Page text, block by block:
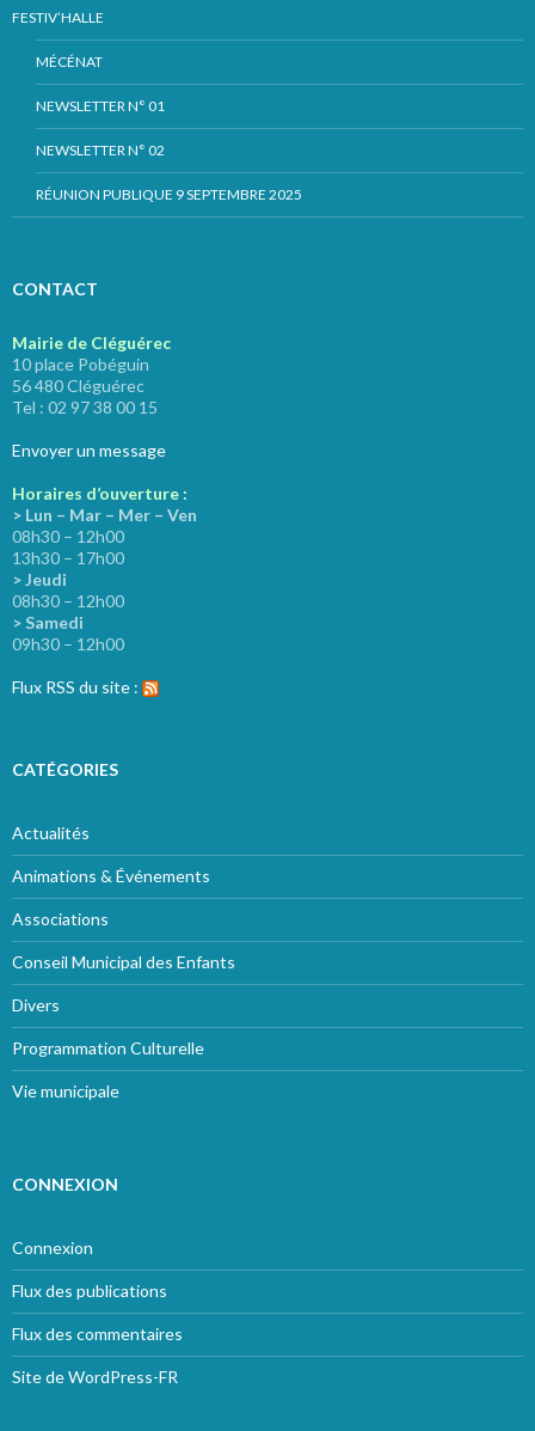
FESTIV’HALLE
MÉCÉNAT
NEWSLETTER N° 01
NEWSLETTER N° 02
RÉUNION PUBLIQUE 9 SEPTEMBRE 2025
CONTACT
Mairie de Cléguérec
10 place Pobéguin
56 480 Cléguérec
Tel : 02 97 38 00 15
Envoyer un message
Horaires d’ouverture :
> Lun – Mar – Mer – Ven
08h30 – 12h00
13h30 – 17h00
> Jeudi
08h30 – 12h00
> Samedi
09h30 – 12h00
Flux RSS du site :
CATÉGORIES
Actualités
Animations & Événements
Associations
Conseil Municipal des Enfants
Divers
Programmation Culturelle
Vie municipale
CONNEXION
Connexion
Flux des publications
Flux des commentaires
Site de WordPress-FR